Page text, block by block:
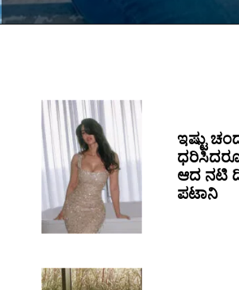
ಇಷ್ಟು
ಆದ ನಟಿ
ಪಟಾನಿ